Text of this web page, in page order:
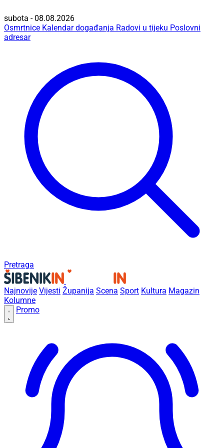
subota - 08.08.2026
Osmrtnice Kalendar događanja Radovi u tijeku Poslovni
adresar
Pretraga
Najnovije Vijesti Županija Scena Sport Kultura Magazin
Kolumne
Promo